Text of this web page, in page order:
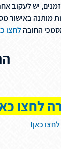
הזמנים, יש
מותנה באישור
החובהלחצו
לחצו
כאן!